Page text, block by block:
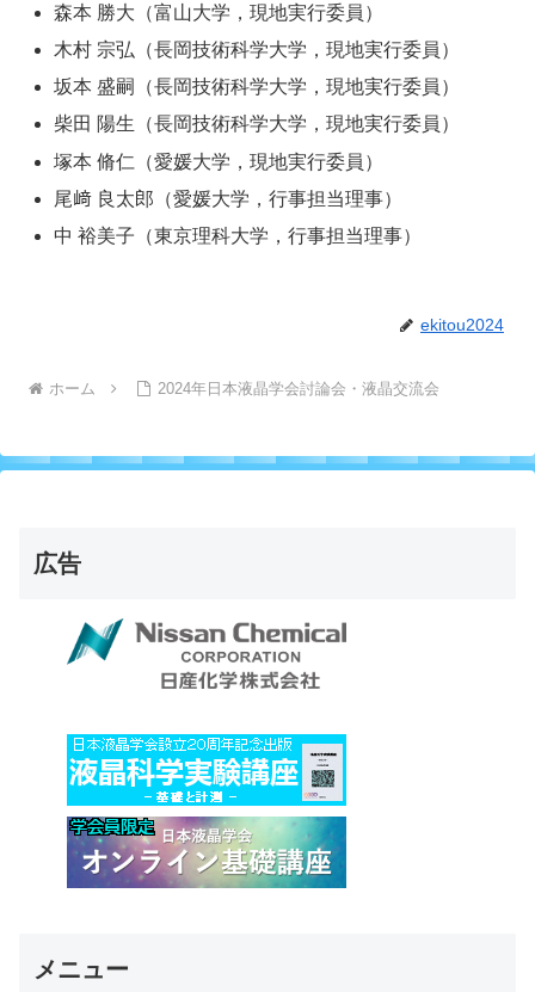
森本 勝大（富山大学，現地実行委員）
木村 宗弘（長岡技術科学大学，現地実行委員）
坂本 盛嗣（長岡技術科学大学，現地実行委員）
柴田 陽生（長岡技術科学大学，現地実行委員）
塚本 脩仁（愛媛大学，現地実行委員）
尾﨑 良太郎（愛媛大学，行事担当理事）
中 裕美子（東京理科大学，行事担当理事）
ekitou2024
ホーム 2024年日本液晶学会討論会・液晶交流会
広告
メニュー